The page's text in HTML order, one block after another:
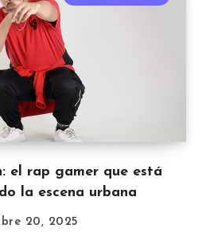
el rap gamer que está
la escena urbana
20, 2025